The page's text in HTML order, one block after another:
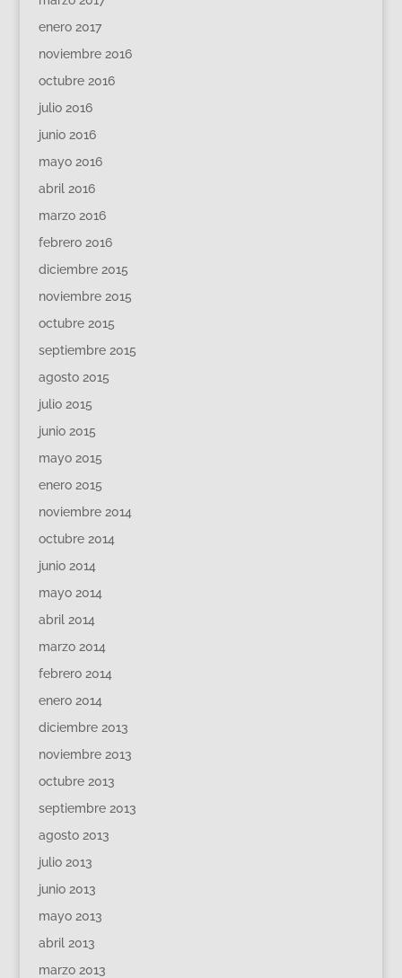
enero 2017
noviembre 2016
octubre 2016
julio 2016
junio 2016
mayo 2016
abril 2016
marzo 2016
febrero 2016
diciembre 2015
noviembre 2015
octubre 2015
septiembre 2015
agosto 2015
julio 2015
junio 2015
mayo 2015
enero 2015
noviembre 2014
octubre 2014
junio 2014
mayo 2014
abril 2014
marzo 2014
febrero 2014
enero 2014
diciembre 2013
noviembre 2013
octubre 2013
septiembre 2013
agosto 2013
julio 2013
junio 2013
mayo 2013
abril 2013
marzo 2013